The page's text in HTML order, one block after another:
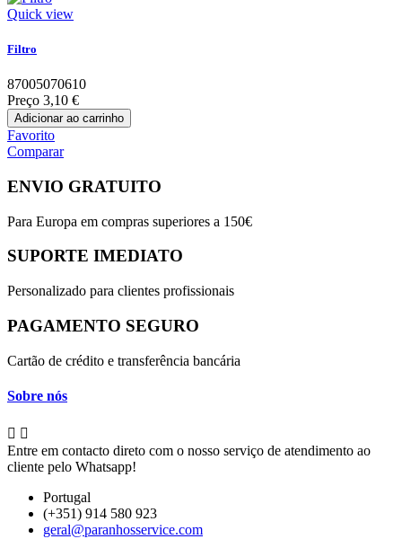
Quick view
Filtro
87005070610
Preço 3,10 €
Adicionar ao carrinho
Favorito
Comparar
ENVIO GRATUITO
Para Europa em compras superiores a 150€
SUPORTE IMEDIATO
Personalizado para clientes profissionais
PAGAMENTO SEGURO
Cartão de crédito e transferência bancária
Sobre nós
 
Entre em contacto direto com o nosso serviço de atendimento ao
cliente pelo Whatsapp!
Portugal
(+351) 914 580 923
geral@paranhosservice.com